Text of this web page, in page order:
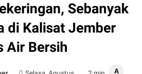
Sebanyak
di Kalisat Jember
Air Bersih
A